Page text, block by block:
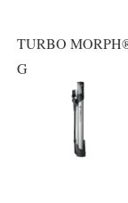
TURBO
G